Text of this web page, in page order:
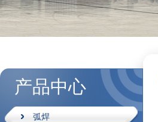
产品中心
弧焊